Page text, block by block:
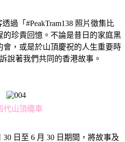
過「#PeakTram138 照片徵集比
珍貴回憶。不論是昔日的家庭黑
會，或是於山頂慶祝的人生重要時
說著我們共同的香港故事。
代山頂纜車
30 日至 6 月 30 日期間，將故事及